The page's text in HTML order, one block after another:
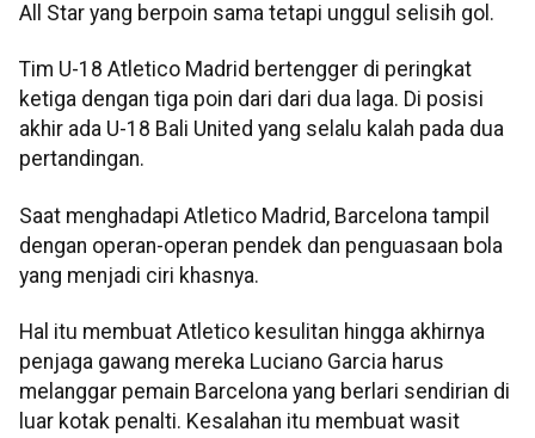
All Star yang berpoin sama tetapi unggul selisih gol.
Tim U-18 Atletico Madrid bertengger di peringkat
ketiga dengan tiga poin dari dari dua laga. Di posisi
akhir ada U-18 Bali United yang selalu kalah pada dua
pertandingan.
Saat menghadapi Atletico Madrid, Barcelona tampil
dengan operan-operan pendek dan penguasaan bola
yang menjadi ciri khasnya.
Hal itu membuat Atletico kesulitan hingga akhirnya
penjaga gawang mereka Luciano Garcia harus
melanggar pemain Barcelona yang berlari sendirian di
luar kotak penalti. Kesalahan itu membuat wasit